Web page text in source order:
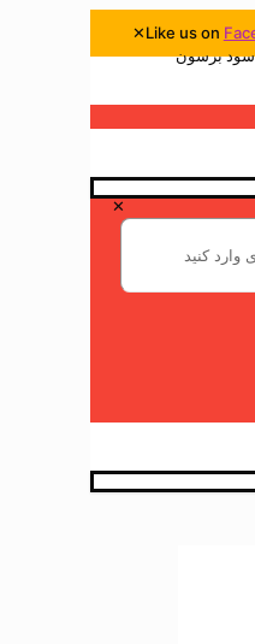
Like us on
برسون
✕
✕